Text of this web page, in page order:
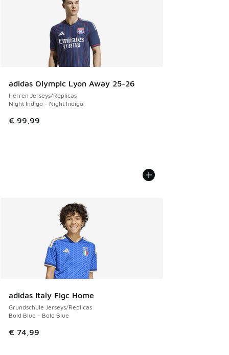
adidas Olympic Lyon Away 25-26
Herren Jerseys/Replicas
Night Indigo - Night Indigo
€ 99,99
adidas Italy Figc Home
Grundschule Jerseys/Replicas
Bold Blue - Bold Blue
€ 74,99